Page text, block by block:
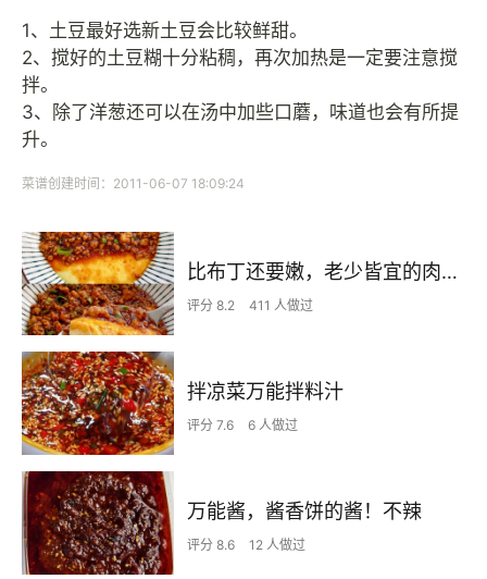
1、土豆最好选新土豆会比较鲜甜。
2、搅好的土豆糊十分粘稠，再次加热是一定要注意搅
拌。
3、除了洋葱还可以在汤中加些口蘑，味道也会有所提
升。
菜谱创建时间：2011-06-07 18:09:24
比布丁还要嫩，老少皆宜的肉沫蒸蛋
评分 8.2 411 人做过
拌凉菜万能拌料汁
评分 7.6 6 人做过
万能酱，酱香饼的酱！不辣
评分 8.6 12 人做过